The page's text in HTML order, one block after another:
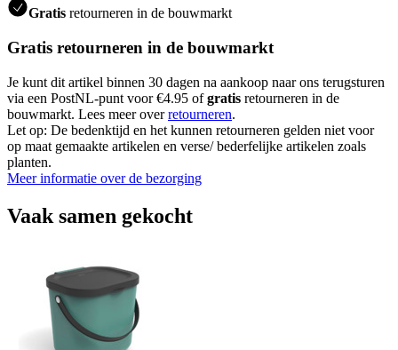
Gratis retourneren in de bouwmarkt
Gratis retourneren in de bouwmarkt
Je kunt dit artikel binnen 30 dagen na aankoop naar ons terugsturen
via een PostNL-punt voor €4.95 ofgratis retourneren in de
bouwmarkt. Lees meer overretourneren.
Let op: De bedenktijd en het kunnen retourneren gelden niet voor
op maat gemaakte artikelen en verse/ bederfelijke artikelen zoals
planten.
Meer informatie over de bezorging
Vaak samen gekocht